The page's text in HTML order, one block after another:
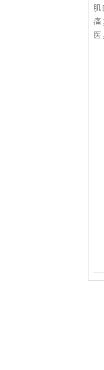
痛
医